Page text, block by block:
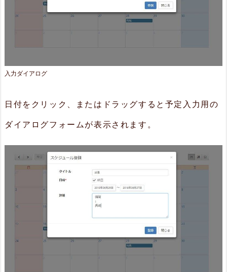
入力ダイアログ
日付をクリック、またはドラッグすると予定入力用の
ダイアログフォームが表示されます。